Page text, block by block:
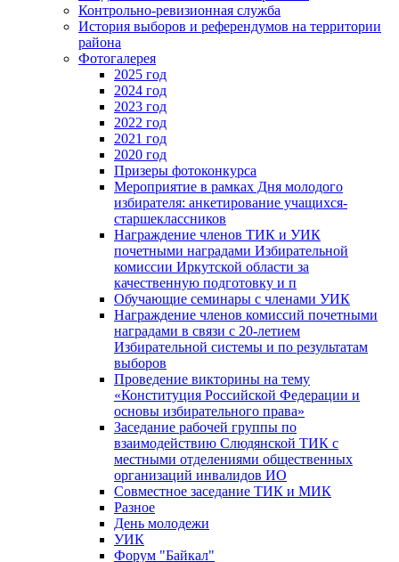
Контрольно-ревизионная служба
История выборов и референдумов на территории
района
Фотогалерея
2025 год
2024 год
2023 год
2022 год
2021 год
2020 год
Призеры фотоконкурса
Мероприятие в рамках Дня молодого
избирателя: анкетирование учащихся-
старшеклассников
Награждение членов ТИК и УИК
почетными наградами Избирательной
комиссии Иркутской области за
качественную подготовку и п
Обучающие семинары с членами УИК
Награждение членов комиссий почетными
наградами в связи с 20-летием
Избирательной системы и по результатам
выборов
Проведение викторины на тему
«Конституция Российской Федерации и
основы избирательного права»
Заседание рабочей группы по
взаимодействию Слюдянской ТИК с
местными отделениями общественных
организаций инвалидов ИО
Совместное заседание ТИК и МИК
Разное
День молодежи
УИК
Форум "Байкал"